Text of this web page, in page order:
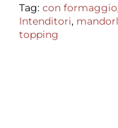
Tag: con formaggio
Intenditori,
topping